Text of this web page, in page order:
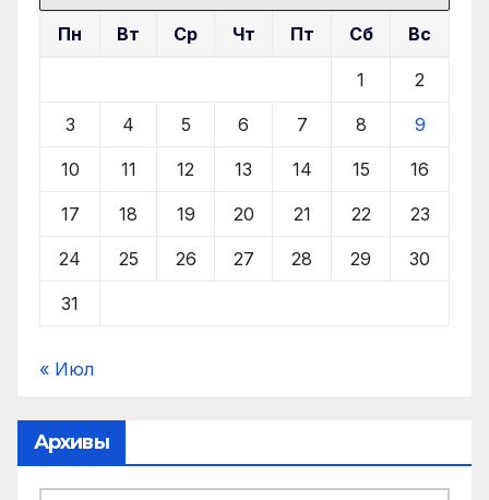
Пн Вт Ср Чт Пт Сб Вс
1 2
3 4 5 6 7 8 9
10 11 12 13 14 15 16
17 18 19 20 21 22 23
24 25 26 27 28 29 30
31
« Июл
Архивы